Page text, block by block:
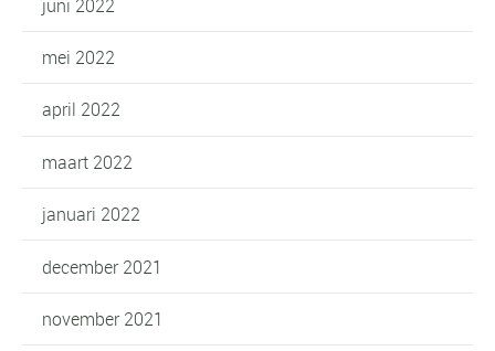
juni 2022
mei 2022
april 2022
maart 2022
januari 2022
december 2021
november 2021